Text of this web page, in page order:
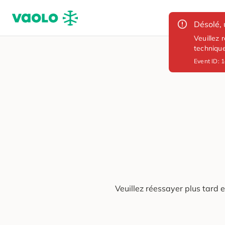
Désolé,
Veuillez
Event ID:
Veuillez réessayer plus tard